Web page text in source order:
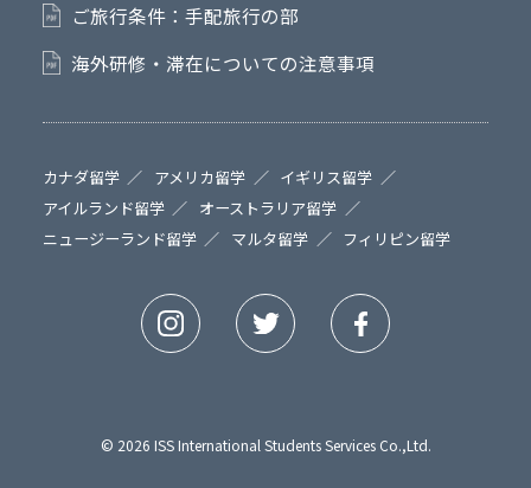
ご旅行条件：手配旅行の部
海外研修・滞在についての注意事項
カナダ留学 アメリカ留学
イギリス留学
アイルランド留学
オーストラリア留学
ニュージーランド留学
マルタ留学 フィリピン留学
© 2026 ISS International Students Services Co.,Ltd.